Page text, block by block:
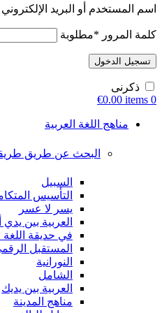
اسم المستخدم أو البريد الإلكتروني
كلمة المرور *مطلوبة
تسجيل الدخول
ذكرنى
0
items
€0.00
مناهج اللغة العربية
البحث عن طريق
السبيل
التأسيس
يسر لا عسر
العربية بين يدي
في حديقة اللغة
المستقبل
النورانية
الشامل
العربية بين يديك
مناهج المدينة